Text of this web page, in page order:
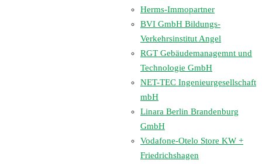
Herms-Immopartner
BVI GmbH Bildungs-
Verkehrsinstitut Angel
RGT Gebäudemanagemnt und
Technologie GmbH
NET-TEC Ingenieurgesellschaft
mbH
Linara Berlin Brandenburg
GmbH
Vodafone-Otelo Store KW +
Friedrichshagen